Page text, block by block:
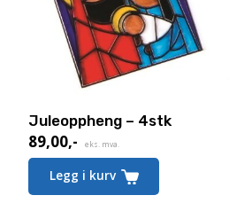
Juleoppheng – 4stk
89,00,- eks. mva.
Legg i kurv